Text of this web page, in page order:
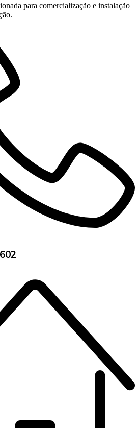
para comercialização e instalação